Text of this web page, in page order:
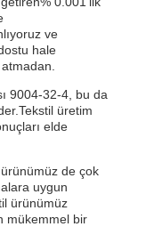
ve
hale
9004-32-4, bu da
üretim
elde
ürünümüz de çok
uygun
ürünümüz
mükemmel bir